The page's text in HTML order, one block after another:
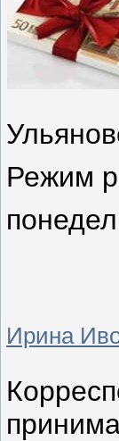
Режим
Ирина